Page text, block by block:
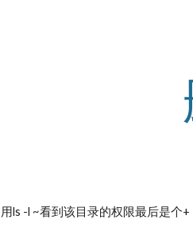
用ls -l ~看到该目录的权限最后是个